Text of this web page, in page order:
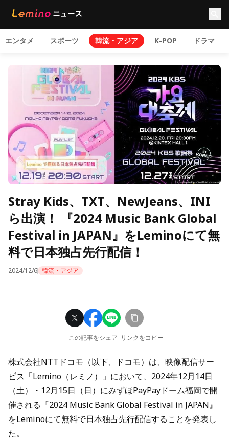
エンタメ スポーツ 韓流・アジア K-POP ドラマ
Stray Kids、TXT、NewJeans、INI
ら出演！ 『2024 Music Bank Global
Festival in JAPAN』をLeminoにて無
料で日本独占先行配信！
2024/12/6 韓流・アジア
この記事をシェア リンクをコピー
株式会社NTTドコモ（以下、ドコモ）は、映像配信サー
ビス「Lemino（レミノ）」において、2024年12月14日
（土）・12月15日（日）にみずほPayPayドーム福岡で開
催される『2024 Music Bank Global Festival in JAPAN』
をLeminoにて無料で日本独占先行配信することを発表し
た。